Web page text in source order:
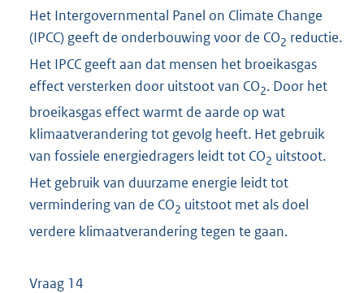
Het Intergovernmental Panel on Climate Change
(IPCC) geeft de onderbouwing voor de CO2 reductie.
Het IPCC geeft aan dat mensen het broeikasgas
effect versterken door uitstoot van CO2. Door het
broeikasgas effect warmt de aarde op wat
klimaatverandering tot gevolg heeft. Het gebruik
van fossiele energiedragers leidt tot CO2 uitstoot.
Het gebruik van duurzame energie leidt tot
vermindering van de CO2 uitstoot met als doel
verdere klimaatverandering tegen te gaan.
Vraag 14